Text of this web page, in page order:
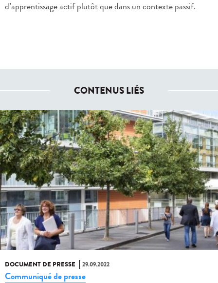
d’apprentissage actif plutôt que dans un contexte passif.
CONTENUS LIÉS
DOCUMENT DE PRESSE 29.09.2022
Communiqué de presse